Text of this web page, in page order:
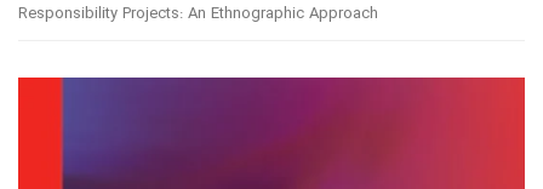
Responsibility Projects: An Ethnographic Approach